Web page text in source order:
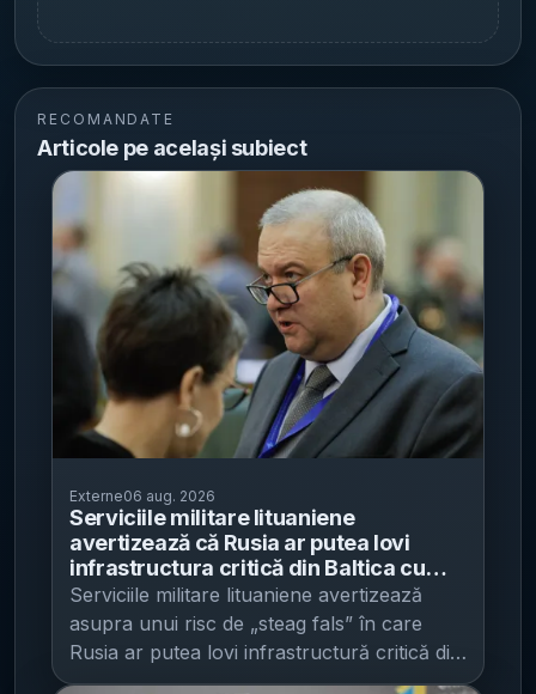
RECOMANDATE
Articole pe același subiect
Externe06 aug. 2026
Serviciile militare lituaniene
avertizează că Rusia ar putea lovi
infrastructura critică din Baltica cu
drone „ucrainene” - Vilnius spune că a
întărit securitatea, dar nu vede
acumulări de trupe la frontieră
Serviciile militare lituaniene avertizează
asupra unui risc de „steag fals” în care
Rusia ar putea lovi infrastructură critică din
statele baltice folosind drone prezentate